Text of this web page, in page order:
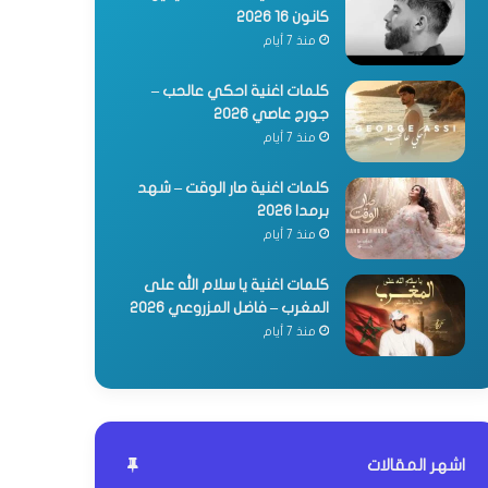
كانون 16 2026
منذ 7 أيام
كلمات اغنية احكي عالحب –
جورج عاصي 2026
منذ 7 أيام
كلمات اغنية صار الوقت – شهد
برمدا 2026
منذ 7 أيام
كلمات اغنية يا سلام الله على
المغرب – فاضل المزروعي 2026
منذ 7 أيام
اشهر المقالات